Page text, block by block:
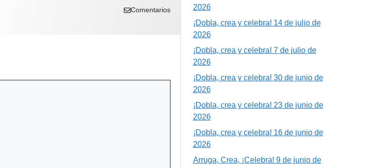
Comentarios
2026
¡Dobla, crea y celebra! 14 de julio de
2026
¡Dobla, crea y celebra! 7 de julio de
2026
¡Dobla, crea y celebra! 30 de junio de
2026
¡Dobla, crea y celebra! 23 de junio de
2026
¡Dobla, crea y celebra! 16 de junio de
2026
Arruga, Crea, ¡Celebra! 9 de junio de